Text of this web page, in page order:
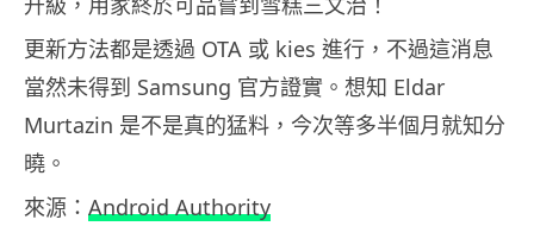
更新方法都是透過 OTA 或 kies 進行，不過這消息
當然未得到 Samsung 官方證實。想知 Eldar
Murtazin 是不是真的猛料，今次等多半個月就知分
曉。
來源： Android Authority